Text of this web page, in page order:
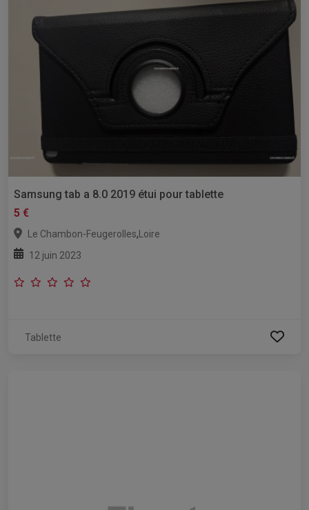
Samsung tab a 8.0 2019 étui pour tablette
5 €
Le Chambon-Feugerolles, Loire
12 juin 2023
Tablette